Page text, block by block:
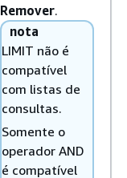
Remover.
nota
LIMIT não é
compatível
com listas de
consultas.
Somente o
operador AND
é compatível